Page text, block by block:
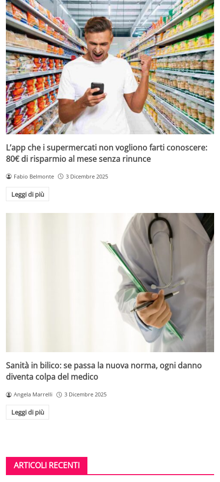
L’app che i supermercati non vogliono farti conoscere:
80€ di risparmio al mese senza rinunce
Fabio Belmonte 3 Dicembre 2025
Leggi di più
Sanità in bilico: se passa la nuova norma, ogni danno
diventa colpa del medico
Angela Marrelli 3 Dicembre 2025
Leggi di più
ARTICOLI RECENTI